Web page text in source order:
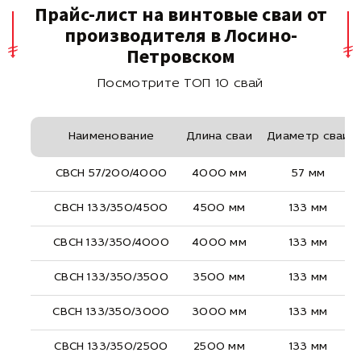
Прайс-лист на винтовые сваи от
производителя в Лосино-
Петровском
Посмотрите ТОП 10 свай
Наименование Длина сваи Диаметр сваи
СВСН 57/200/4000 4000 мм 57 мм
СВСН 133/350/4500 4500 мм 133 мм
СВСН 133/350/4000 4000 мм 133 мм
СВСН 133/350/3500 3500 мм 133 мм
СВСН 133/350/3000 3000 мм 133 мм
СВСН 133/350/2500 2500 мм 133 мм